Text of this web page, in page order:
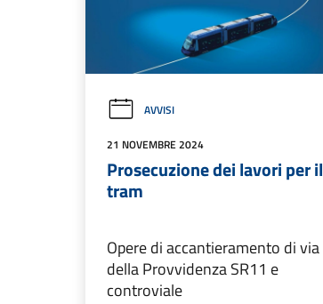
AVVISI
21 NOVEMBRE 2024
Prosecuzione dei lavori per il
tram
Opere di accantieramento di via
della Provvidenza SR11 e
controviale